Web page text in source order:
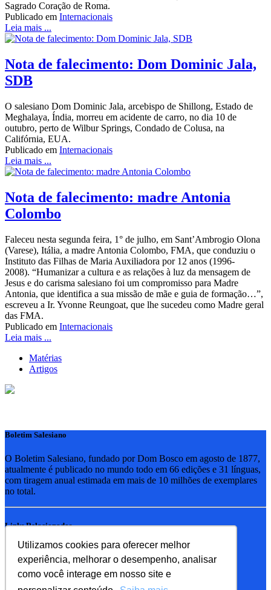
Utilizamos cookies para oferecer melhor
experiência, melhorar o desempenho, analisar
como você interage em nosso site e
Sagrado Coração de Roma.
Publicado em Internacionais
Leia mais ...
Nota de falecimento: Dom Dominic Jala,
SDB
O salesiano Dom Dominic Jala, arcebispo de Shillong, Estado de
Meghalaya, Índia, morreu em acidente de carro, no dia 10 de
outubro, perto de Wilbur Springs, Condado de Colusa, na
Califórnia, EUA.
Publicado em Internacionais
Leia mais ...
Nota de falecimento: madre Antonia
Colombo
Faleceu nesta segunda feira, 1° de julho, em Sant’Ambrogio Olona
(Varese), Itália, a madre Antonia Colombo, FMA, que conduziu o
Instituto das Filhas de Maria Auxiliadora por 12 anos (1996-
2008). “Humanizar a cultura e as relações à luz da mensagem de
Jesus e do carisma salesiano foi um compromisso para Madre
Antonia, que identifica a sua missão de mãe e guia de formação…”,
escreveu a Ir. Yvonne Reungoat, que lhe sucedeu como Madre geral
das FMA.
Publicado em Internacionais
Leia mais ...
Matérias
Artigos
Boletim Salesiano
O Boletim Salesiano, fundado por Dom Bosco em agosto de 1877,
atualmente é publicado no mundo todo em 66 edições e 31 línguas,
com tiragem anual estimada em mais de 10 milhões de exemplares
no total.
Links Relacionados
RSB - Rede Salesiana Brasil
EDEBE - Editora
UPV - União pela Vida